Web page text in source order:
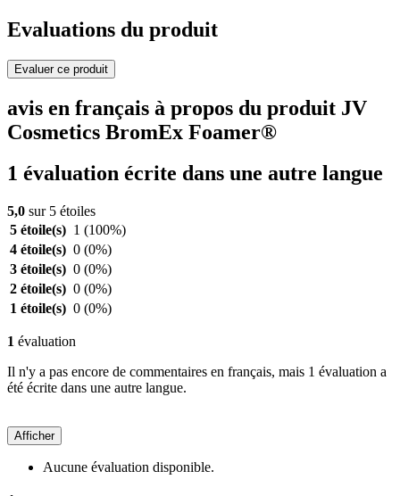
Evaluations du produit
Evaluer ce produit
avis en français à propos du produit JV
Cosmetics BromEx Foamer®
1 évaluation écrite dans une autre langue
5,0 sur 5 étoiles
5 étoile(s) 1 (100%)
4 étoile(s) 0 (0%)
3 étoile(s) 0 (0%)
2 étoile(s) 0 (0%)
1 étoile(s) 0 (0%)
1 évaluation
Il n'y a pas encore de commentaires en français, mais 1 évaluation a
été écrite dans une autre langue.
Afficher
Aucune évaluation disponible.